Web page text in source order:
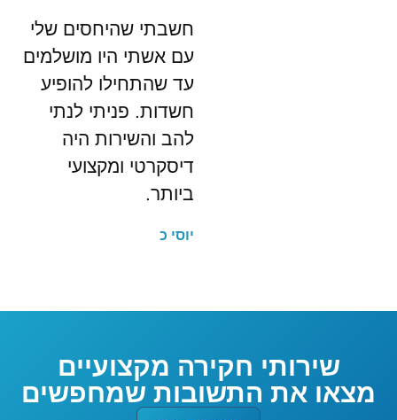
חשבתי שהיחסים שלי
עם אשתי היו מושלמים
עד שהתחילו להופיע
חשדות. פניתי לנתי
להב והשירות היה
דיסקרטי ומקצועי
ביותר.
יוסי כ
שירותי חקירה מקצועיים
מצאו את התשובות שמחפשים